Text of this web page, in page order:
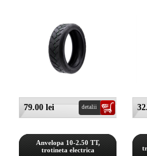
79.00 lei detalii
Anvelopa 10-2.50 TT,
trotineta electrica